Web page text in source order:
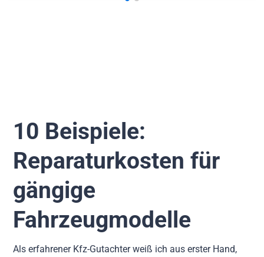
10 Beispiele:
Reparaturkosten für
gängige
Fahrzeugmodelle
Als erfahrener Kfz-Gutachter weiß ich aus erster Hand,